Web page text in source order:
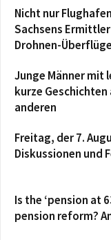
Nicht nur
Sachsens
Drohnen-
Junge Männer mit
kurze
anderen
Freitag, der 7.
Diskussionen und
Is the ‘pension at
pension reform?